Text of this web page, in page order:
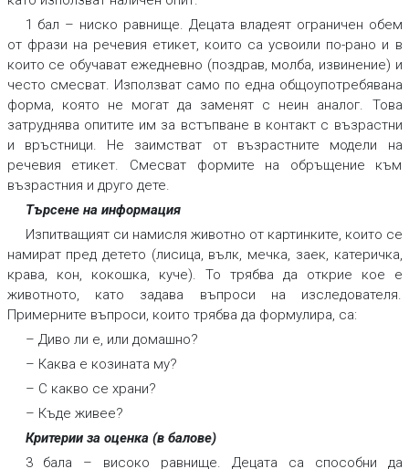
1 бал – ниско равнище. Децата владеят ограничен обем
от фрази на речевия етикет, които са усвоили по-рано и в
които се обучават ежедневно (поздрав, молба, извинение) и
често смесват. Използват само по една общоупотребявана
форма, която не могат да заменят с неин аналог. Това
затруднява опитите им за встъпване в контакт с възрастни
и връстници. Не заимстват от възрастните модели на
речевия етикет. Смесват формите на обръщение към
възрастния и друго дете.
Търсене на информация
Изпитващият си намисля животно от картинките, които се
намират пред детето (лисица, вълк, мечка, заек, катеричка,
крава, кон, кокошка, куче). То трябва да открие кое е
животното, като задава въпроси на изследователя.
Примерните въпроси, които трябва да формулира, са:
– Диво ли е, или домашно?
– Каква е козината му?
– С какво се храни?
– Къде живее?
Критерии за оценка (в балове)
3 бала – високо равнище. Децата са способни да